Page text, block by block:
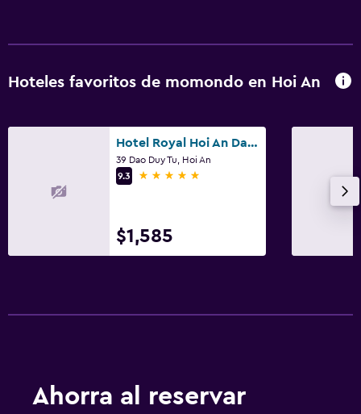
Caja fuerte
Extinguidor
Champú
Hoteles favoritos de momondo en Hoi An
Hotel Royal Hoi An Danang
39 Dao Duy Tu, Hoi An
9.3
5 estrellas
$1,585
Ahorra al reservar